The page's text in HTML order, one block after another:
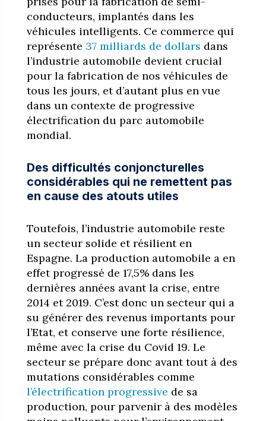
conducteurs, implantés dans les
véhicules intelligents. Ce commerce qui
représente 37 milliards de dollars dans
l’industrie automobile devient crucial
pour la fabrication de nos véhicules de
tous les jours, et d’autant plus en vue
dans un contexte de progressive
électrification du parc automobile
mondial.
Des difficultés conjoncturelles
considérables qui ne remettent pas
en cause des atouts utiles
Toutefois, l’industrie automobile reste
un secteur solide et résilient en
Espagne. La production automobile a en
effet progressé de 17,5% dans les
dernières années avant la crise, entre
2014 et 2019. C’est donc un secteur qui a
su générer des revenus importants pour
l’Etat, et conserve une forte résilience,
même avec la crise du Covid 19. Le
secteur se prépare donc avant tout à des
mutations considérables comme
l’électrification progressive de sa
production, pour parvenir à des modèles